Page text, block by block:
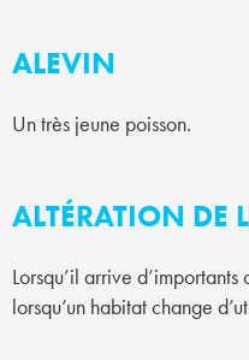
ALEVIN
Un très jeune poisson.
ALTÉRATION DE
Lorsqu’il arrive
lorsqu’un habitat change